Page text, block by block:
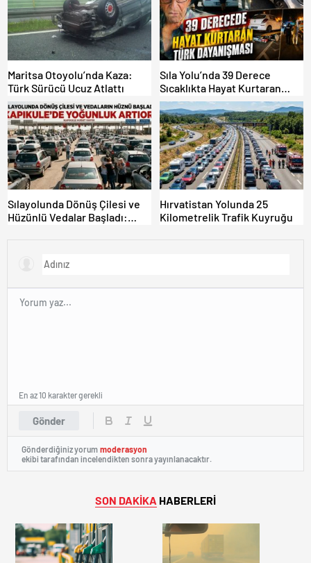
Maritsa Otoyolu’nda Kaza:
Türk Sürücü Ucuz Atlattı
Sıla Yolu’nda 39 Derece
Sıcaklıkta Hayat Kurtaran
Türk Dayanışması!
Sılayolunda Dönüş Çilesi ve
Hüzünlü Vedalar Başladı:
Hırvatistan Yolunda 25
Kilometrelik Trafik Kuyruğu
Gönder
En az 10 karakter gerekli
Gönderdiğiniz yorum moderasyon
ekibi tarafından incelendikten sonra yayınlanacaktır.
SON DAKİKA HABERLERİ